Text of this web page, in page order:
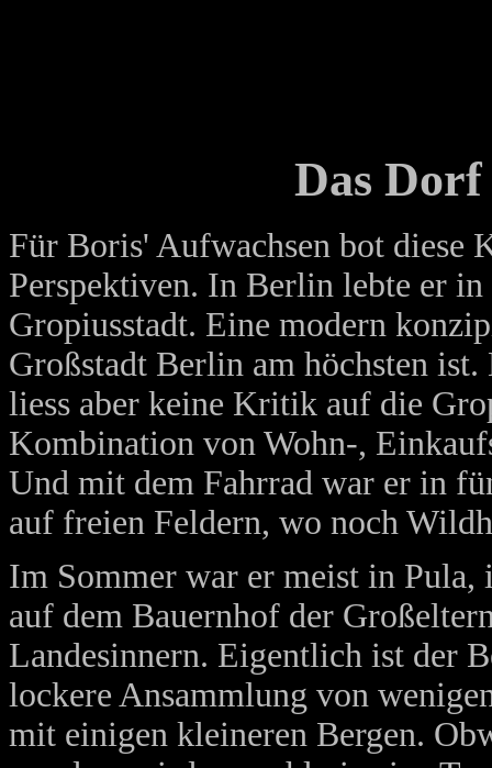
Das
Für Boris' Aufwachsen bot diese
Perspektiven. In Berlin lebte er
Gropiusstadt. Eine modern
Großstadt Berlin am höchsten
liess aber keine Kritik auf die
Kombination von Wohn-,
Und mit dem Fahrrad war er in
auf freien Feldern, wo noch
Im Sommer war er meist in
auf dem Bauernhof der
Landesinnern. Eigentlich ist der
lockere Ansammlung von
mit einigen kleineren Bergen.